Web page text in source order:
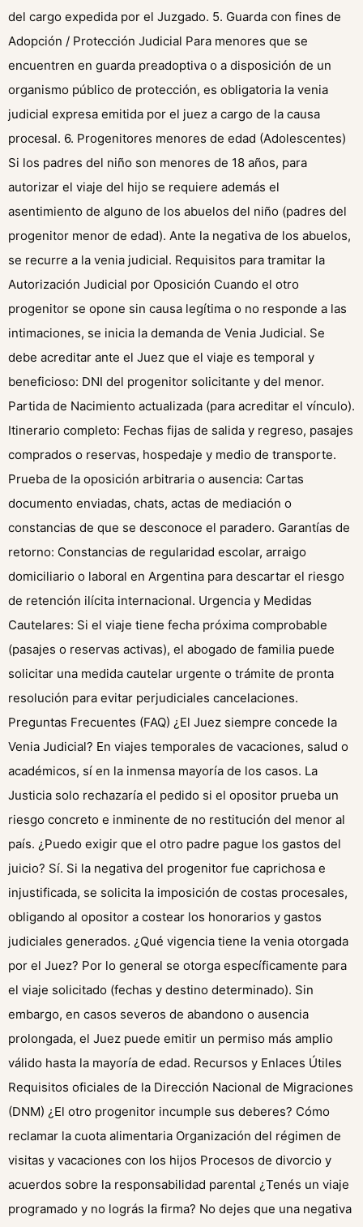
del cargo expedida por el Juzgado. 5. Guarda con fines de
Adopción / Protección Judicial Para menores que se
encuentren en guarda preadoptiva o a disposición de un
organismo público de protección, es obligatoria la venia
judicial expresa emitida por el juez a cargo de la causa
procesal. 6. Progenitores menores de edad (Adolescentes)
Si los padres del niño son menores de 18 años, para
autorizar el viaje del hijo se requiere además el
asentimiento de alguno de los abuelos del niño (padres del
progenitor menor de edad). Ante la negativa de los abuelos,
se recurre a la venia judicial. Requisitos para tramitar la
Autorización Judicial por Oposición Cuando el otro
progenitor se opone sin causa legítima o no responde a las
intimaciones, se inicia la demanda de Venia Judicial. Se
debe acreditar ante el Juez que el viaje es temporal y
beneficioso: DNI del progenitor solicitante y del menor.
Partida de Nacimiento actualizada (para acreditar el vínculo).
Itinerario completo: Fechas fijas de salida y regreso, pasajes
comprados o reservas, hospedaje y medio de transporte.
Prueba de la oposición arbitraria o ausencia: Cartas
documento enviadas, chats, actas de mediación o
constancias de que se desconoce el paradero. Garantías de
retorno: Constancias de regularidad escolar, arraigo
domiciliario o laboral en Argentina para descartar el riesgo
de retención ilícita internacional. Urgencia y Medidas
Cautelares: Si el viaje tiene fecha próxima comprobable
(pasajes o reservas activas), el abogado de familia puede
solicitar una medida cautelar urgente o trámite de pronta
resolución para evitar perjudiciales cancelaciones.
Preguntas Frecuentes (FAQ) ¿El Juez siempre concede la
Venia Judicial? En viajes temporales de vacaciones, salud o
académicos, sí en la inmensa mayoría de los casos. La
Justicia solo rechazaría el pedido si el opositor prueba un
riesgo concreto e inminente de no restitución del menor al
país. ¿Puedo exigir que el otro padre pague los gastos del
juicio? Sí. Si la negativa del progenitor fue caprichosa e
injustificada, se solicita la imposición de costas procesales,
obligando al opositor a costear los honorarios y gastos
judiciales generados. ¿Qué vigencia tiene la venia otorgada
por el Juez? Por lo general se otorga específicamente para
el viaje solicitado (fechas y destino determinado). Sin
embargo, en casos severos de abandono o ausencia
prolongada, el Juez puede emitir un permiso más amplio
válido hasta la mayoría de edad. Recursos y Enlaces Útiles
Requisitos oficiales de la Dirección Nacional de Migraciones
(DNM) ¿El otro progenitor incumple sus deberes? Cómo
reclamar la cuota alimentaria Organización del régimen de
visitas y vacaciones con los hijos Procesos de divorcio y
acuerdos sobre la responsabilidad parental ¿Tenés un viaje
programado y no lográs la firma? No dejes que una negativa